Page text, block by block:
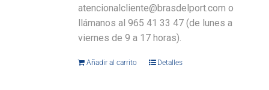
atencionalcliente@brasdelport.com o
llámanos al 965 41 33 47 (de lunes a
viernes de 9 a 17 horas).
Añadir al carrito Detalles